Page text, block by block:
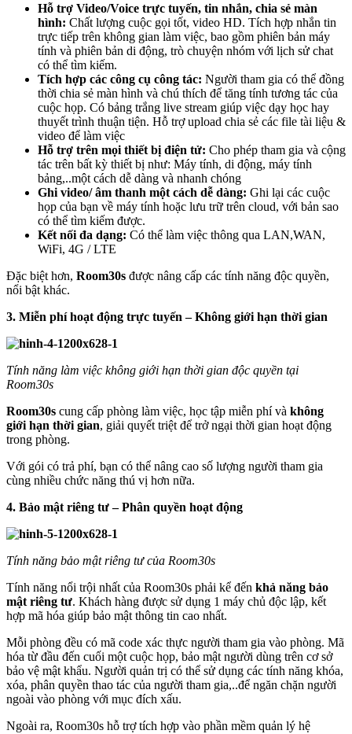
Hỗ trợ Video/Voice trực tuyến, tin nhắn, chia sẻ màn
hình: Chất lượng cuộc gọi tốt, video HD. Tích hợp nhắn tin
trực tiếp trên không gian làm việc, bao gồm phiên bản máy
tính và phiên bản di động, trò chuyện nhóm với lịch sử chat
có thể tìm kiếm.
Tích hợp các công cụ công tác: Người tham gia có thể đồng
thời chia sẻ màn hình và chú thích để tăng tính tương tác của
cuộc họp. Có bảng trắng live stream giúp việc dạy học hay
thuyết trình thuận tiện. Hỗ trợ upload chia sẻ các file tài liệu &
video để làm việc
Hỗ trợ trên mọi thiết bị điện tử: Cho phép tham gia và cộng
tác trên bất kỳ thiết bị như: Máy tính, di động, máy tính
bảng,..một cách dễ dàng và nhanh chóng
Ghi video/ âm thanh một cách dễ dàng: Ghi lại các cuộc
họp của bạn về máy tính hoặc lưu trữ trên cloud, với bản sao
có thể tìm kiếm được.
Kết nối đa dạng: Có thể làm việc thông qua LAN,WAN,
WiFi, 4G / LTE
Đặc biệt hơn, Room30s được nâng cấp các tính năng độc quyền,
nổi bật khác.
3. Miễn phí hoạt động trực tuyến – Không giới hạn thời gian
Tính năng làm việc không giới hạn thời gian độc quyền tại
Room30s
Room30s cung cấp phòng làm việc, học tập miễn phí và không
giới hạn thời gian, giải quyết triệt để trở ngại thời gian hoạt động
trong phòng.
Với gói có trả phí, bạn có thể nâng cao số lượng người tham gia
cùng nhiều chức năng thú vị hơn nữa.
4. Bảo mật riêng tư – Phân quyền hoạt động
Tính năng bảo mật riêng tư của Room30s
Tính năng nổi trội nhất của Room30s phải kể đến khả năng bảo
mật riêng tư. Khách hàng được sử dụng 1 máy chủ độc lập, kết
hợp mã hóa giúp bảo mật thông tin cao nhất.
Mỗi phòng đều có mã code xác thực người tham gia vào phòng. Mã
hóa từ đầu đến cuối một cuộc họp, bảo mật người dùng trên cơ sở
bảo vệ mật khẩu. Người quản trị có thể sử dụng các tính năng khóa,
xóa, phân quyền thao tác của người tham gia,..để ngăn chặn người
ngoài vào phòng với mục đích xấu.
Ngoài ra, Room30s hỗ trợ tích hợp vào phần mềm quản lý hệ